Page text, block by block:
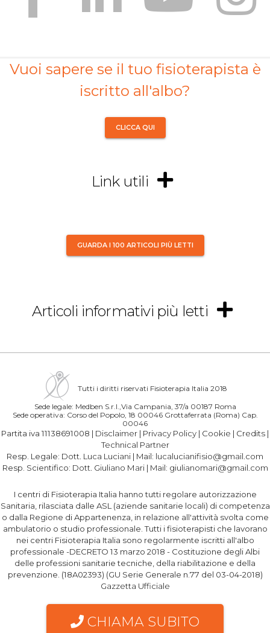
CHIAMA SUBITO
Vuoi sapere se il tuo fisioterapista è
iscritto all'albo?
CLICCA QUI
Link utili
GUARDA I 100 ARTICOLI PIÙ LETTI
Articoli informativi più letti
Tutti i diritti riservati Fisioterapia Italia 2018
Sede legale: Medben S.r.l.,Via Campania, 37/a 00187 Roma
Sede operativa: Corso del Popolo, 18 00046 Grottaferrata (Roma) Cap.
00046
Partita iva 11138691008 | Disclaimer | Privacy Policy | Cookie | Credits |
Technical Partner
Resp. Legale: Dott. Luca Luciani | Mail: lucalucianifisio@gmail.com
Resp. Scientifico: Dott. Giuliano Mari| Mail: giulianomari@gmail.com
I centri di Fisioterapia Italia hanno tutti regolare autorizzazione
Sanitaria, rilasciata dalle ASL (aziende sanitarie locali) di competenza
o dalla Regione di Appartenenza, in relazione all'attività svolta come
ambulatorio o studio professionale. Tutti i fisioterapisti che lavorano
nei centri Fisioterapia Italia sono regolarmente iscritti all'albo
professionale -DECRETO 13 marzo 2018 - Costituzione degli Albi
delle professioni sanitarie tecniche, della riabilitazione e della
prevenzione. (18A02393) (GU Serie Generale n.77 del 03-04-2018)
Gazzetta Ufficiale